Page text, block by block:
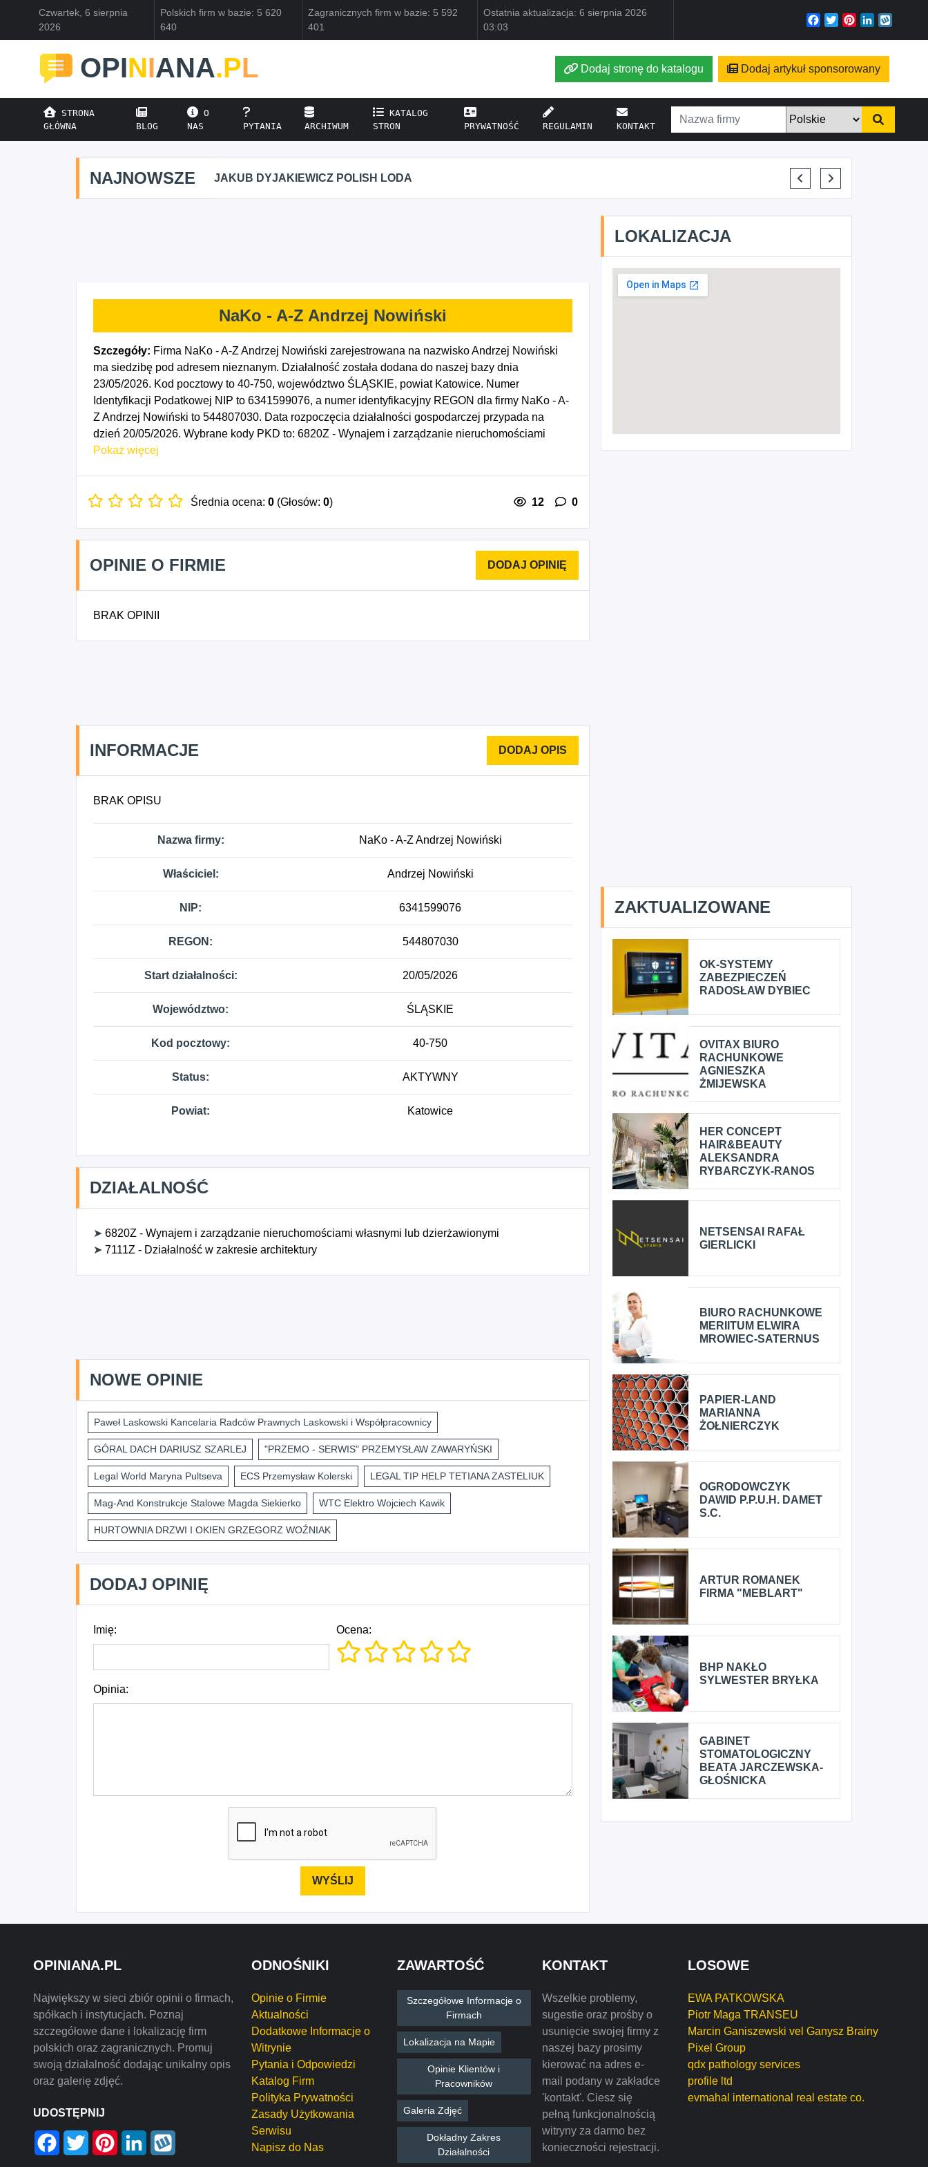
Czwartek, 6 sierpnia
2026
Polskich firm w bazie: 5 620
640
Zagranicznych firm w bazie: 5 592
401
Ostatnia aktualizacja: 6 sierpnia 2026
03:03
Facebook
TwitterPinterest
LinkedIn
OPINIANA.PL Dodaj stronę do katalogu Dodaj artykuł sponsorowany
STRONA
GŁÓWNA
BLOG
O
NAS
PYTANIA ARCHIWUM
KATALOG
STRON
PRYWATNOŚĆ REGULAMIN KONTAKT
NAJNOWSZE JAKUB DYJAKIEWICZ POLISH LODA ELENA MAKARCHIK
NaKo - A-Z Andrzej Nowiński
Szczegóły: Firma NaKo - A-Z Andrzej Nowiński zarejestrowana na nazwisko Andrzej Nowiński
ma siedzibę pod adresem nieznanym. Działalność została dodana do naszej bazy dnia
23/05/2026. Kod pocztowy to 40-750, województwo ŚLĄSKIE, powiat Katowice. Numer
Identyfikacji Podatkowej NIP to 6341599076, a numer identyfikacyjny REGON dla firmy NaKo - A-
Z Andrzej Nowiński to 544807030. Data rozpoczęcia działalności gospodarczej przypada na
dzień 20/05/2026. Wybrane kody PKD to: 6820Z - Wynajem i zarządzanie nieruchomościami
własnymi lub dzierżawionymi, 7111Z - Działalność w zakresie architektury.
Pokaż więcej
Średnia ocena: 0 (Głosów: 0) 12 0
OPINIE O FIRMIE
BRAK OPINII
INFORMACJE
BRAK OPISU
Nazwa firmy: NaKo - A-Z Andrzej Nowiński
Właściciel: Andrzej Nowiński
NIP: 6341599076
REGON: 544807030
Start działalności: 20/05/2026
Województwo: ŚLĄSKIE
Kod pocztowy: 40-750
Status: AKTYWNY
Powiat: Katowice
DZIAŁALNOŚĆ
➤ 6820Z - Wynajem i zarządzanie nieruchomościami własnymi lub dzierżawionymi
➤ 7111Z - Działalność w zakresie architektury
NOWE OPINIE
Paweł Laskowski Kancelaria Radców Prawnych Laskowski i Współpracownicy
GÓRAL DACH DARIUSZ SZARLEJ "PRZEMO - SERWIS" PRZEMYSŁAW ZAWARYŃSKI
Legal World Maryna Pultseva ECS Przemysław Kolerski LEGAL TIP HELP TETIANA ZASTELIUK
Mag-And Konstrukcje Stalowe Magda Siekierko WTC Elektro Wojciech Kawik
HURTOWNIA DRZWI I OKIEN GRZEGORZ WOŹNIAK
DODAJ OPINIĘ
Imię: Ocena:
Opinia:
LOKALIZACJA
ZAKTUALIZOWANE
OK-SYSTEMY
ZABEZPIECZEŃ
RADOSŁAW DYBIEC
OVITAX BIURO
RACHUNKOWE
AGNIESZKA
ŻMIJEWSKA
HER CONCEPT
HAIR&BEAUTY
ALEKSANDRA
RYBARCZYK-RANOS
NETSENSAI RAFAŁ
GIERLICKI
BIURO RACHUNKOWE
MERIITUM ELWIRA
MROWIEC-SATERNUS
PAPIER-LAND
MARIANNA
ŻOŁNIERCZYK
OGRODOWCZYK
DAWID P.P.U.H. DAMET
S.C.
ARTUR ROMANEK
FIRMA "MEBLART"
BHP NAKŁO
SYLWESTER BRYŁKA
GABINET
STOMATOLOGICZNY
BEATA JARCZEWSKA-
GŁOŚNICKA
OPINIANA.PL
Największy w sieci zbiór opinii o firmach,
spółkach i instytucjach. Poznaj
szczegółowe dane i lokalizację firm
polskich oraz zagranicznych. Promuj
swoją działalność dodając unikalny opis
oraz galerię zdjęć.
UDOSTĘPNIJ
Facebook
Twitter PinterestLinkedIn
ODNOŚNIKI
Opinie o Firmie
Aktualności
Dodatkowe Informacje o
Witrynie
Pytania i Odpowiedzi
Katalog Firm
Polityka Prywatności
Zasady Użytkowania
Serwisu
Napisz do Nas
ZAWARTOŚĆ
Szczegółowe Informacje o
Firmach
Lokalizacja na Mapie
Opinie Klientów i
Pracowników
Galeria Zdjęć
Dokładny Zakres
Działalności
KONTAKT
Wszelkie problemy,
sugestie oraz prośby o
usunięcie swojej firmy z
naszej bazy prosimy
kierować na adres e-
mail podany w zakładce
'kontakt'. Ciesz się
pełną funkcjonalnością
witryny za darmo bez
konieczności rejestracji.
LOSOWE
EWA PATKOWSKA
Piotr Maga TRANSEU
Marcin Ganiszewski vel Ganysz Brainy
Pixel Group
qdx pathology services
profile ltd
evmahal international real estate co.